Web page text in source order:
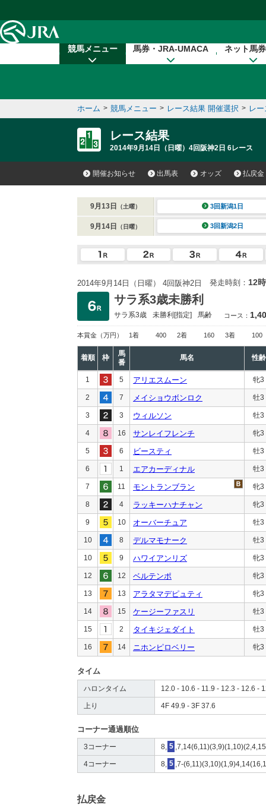
競馬メニュー 馬券・JRA-UMACA ネット馬
ホーム > 競馬メニュー > レース結果 開催選択 > レ
レース結果
2014年9月14日（日曜）4回阪神2日 6レース
開催お知らせ 出馬表 オッズ 払戻金
9月13日 （土曜） 3回新潟1日
9月14日 （日曜） 3回新潟2日
2014年9月14日（日曜） 4回阪神2日 発走時刻： 12
サラ系3歳未勝利
サラ系3歳 未勝利[指定] 馬齢 コース：
本賞金 （万円） 1着 400 2着 160 3着 100
着順 枠
馬
番
馬名 性齢
1 5 アリエスムーン 牝3
2 7 メイショウボンロク 牡3
3 3 ウィルソン 牡3
4 16 サンレイフレンチ 牝3
5 6 ビースティ 牡3
6 1 エアカーディナル 牡3
7 11 モントランブラン 牝3
8 4 ラッキーハナチャン 牝3
9 10 オーバーチュア 牡3
10 8 デルマモナーク 牡3
10 9 ハワイアンリズ 牝3
12 12 ベルテンポ 牝3
13 13 アラタマデピュティ 牝3
14 15 ケージーファスリ 牡3
15 2 タイキジェダイト 牡3
16 14 ニホンピロベリー 牝3
タイム
ハロンタイム 12.0 - 10.6 - 11.9 - 12.3 - 12.6 -
上り 4F 49.9 - 3F 37.6
コーナー通過順位
3コーナー 8, 5
4コーナー 8, 5 ,7-
払戻金